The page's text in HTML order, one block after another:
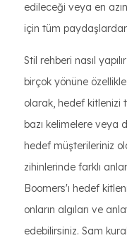
edileceği veya en
için tüm
Stil rehberi nasıl
birçok yönüne
olarak, hedef kitlenizi
bazı kelimelere veya
hedef müşterileriniz
zihinlerinde farklı
Boomers'ı hedef
onların algıları ve
edebilirsiniz. Sam